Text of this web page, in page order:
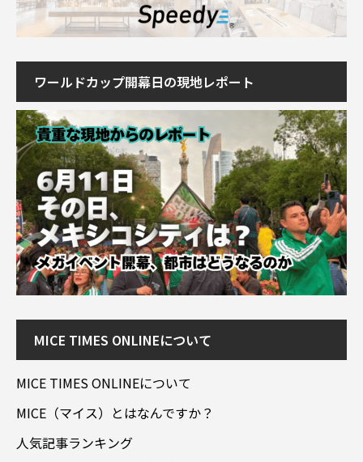
ワールドカップ開幕日の現地レポート
MICE TIMES ONLINEについて
MICE TIMES ONLINEについて
MICE（マイス）とはなんですか？
人気記事ランキング